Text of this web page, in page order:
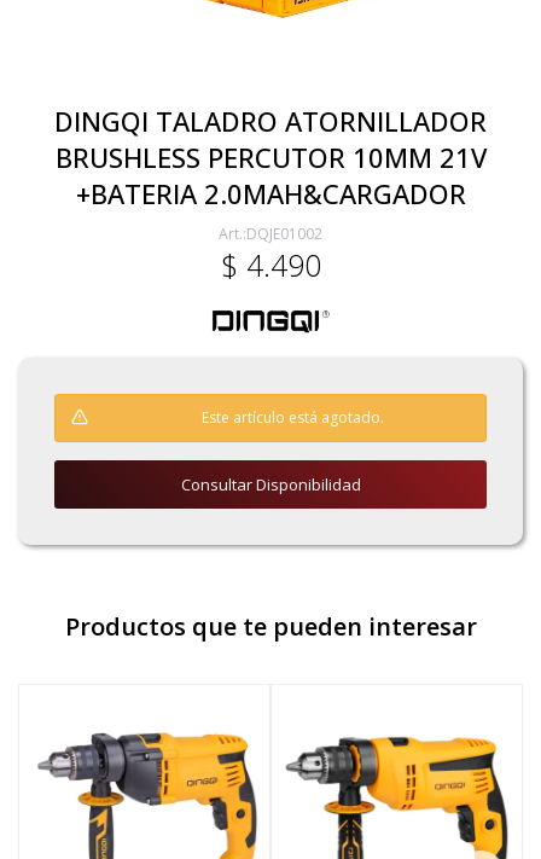
DINGQI TALADRO ATORNILLADOR
BRUSHLESS PERCUTOR 10MM 21V
+BATERIA 2.0MAH&CARGADOR
DQJE01002
$ 4.490
Este artículo está agotado.
Consultar Disponibilidad
Productos que te pueden interesar
Ferretería
Herramientas Eléctrica y Batería
Herramientas Manuales
Generadores
Hogar
Sanitaria
Soldadoras y Accesorios